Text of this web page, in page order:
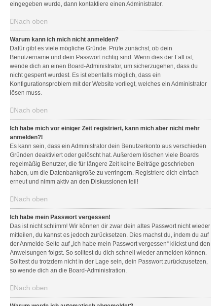
eingegeben wurde, dann kontaktiere einen Administrator.
Nach oben
Warum kann ich mich nicht anmelden?
Dafür gibt es viele mögliche Gründe. Prüfe zunächst, ob dein
Benutzername und dein Passwort richtig sind. Wenn dies der Fall ist,
wende dich an einen Board-Administrator, um sicherzugehen, dass du
nicht gesperrt wurdest. Es ist ebenfalls möglich, dass ein
Konfigurationsproblem mit der Website vorliegt, welches ein Administrator
lösen muss.
Nach oben
Ich habe mich vor einiger Zeit registriert, kann mich aber nicht mehr
anmelden?!
Es kann sein, dass ein Administrator dein Benutzerkonto aus verschieden
Gründen deaktiviert oder gelöscht hat. Außerdem löschen viele Boards
regelmäßig Benutzer, die für längere Zeit keine Beiträge geschrieben
haben, um die Datenbankgröße zu verringern. Registriere dich einfach
erneut und nimm aktiv an den Diskussionen teil!
Nach oben
Ich habe mein Passwort vergessen!
Das ist nicht schlimm! Wir können dir zwar dein altes Passwort nicht wieder
mitteilen, du kannst es jedoch zurücksetzen. Dies machst du, indem du auf
der Anmelde-Seite auf „Ich habe mein Passwort vergessen“ klickst und den
Anweisungen folgst. So solltest du dich schnell wieder anmelden können.
Solltest du trotzdem nicht in der Lage sein, dein Passwort zurückzusetzen,
so wende dich an die Board-Administration.
Nach oben